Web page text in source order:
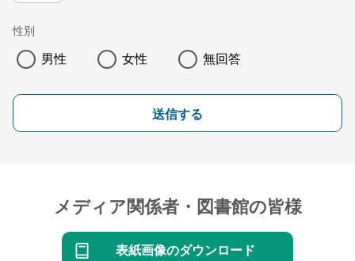
性別
男性 女性 無回答
送信する
メディア関係者・図書館の皆様
表紙画像のダウンロード